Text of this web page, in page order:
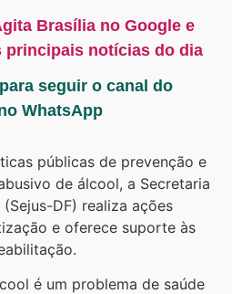
Brasília no Google e
principais notícias do dia
seguir o canal do
WhatsApp
públicas de prevenção e
de álcool, a Secretaria
DF) realiza ações
e oferece suporte às
é um problema de saúde